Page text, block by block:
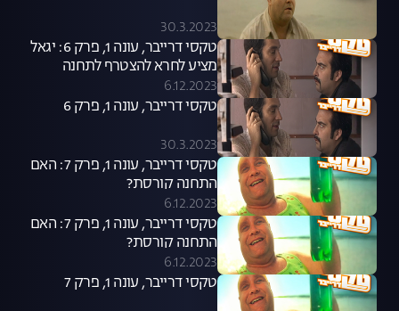
30.3.2023
טקסי דרייבר, עונה 1, פרק 6: יגאל
מציע לחרא להצטרף לתחנה
6.12.2023
טקסי דרייבר, עונה 1, פרק 6
30.3.2023
טקסי דרייבר, עונה 1, פרק 7: האם
התחנה קורסת?
6.12.2023
טקסי דרייבר, עונה 1, פרק 7: האם
התחנה קורסת?
6.12.2023
טקסי דרייבר, עונה 1, פרק 7